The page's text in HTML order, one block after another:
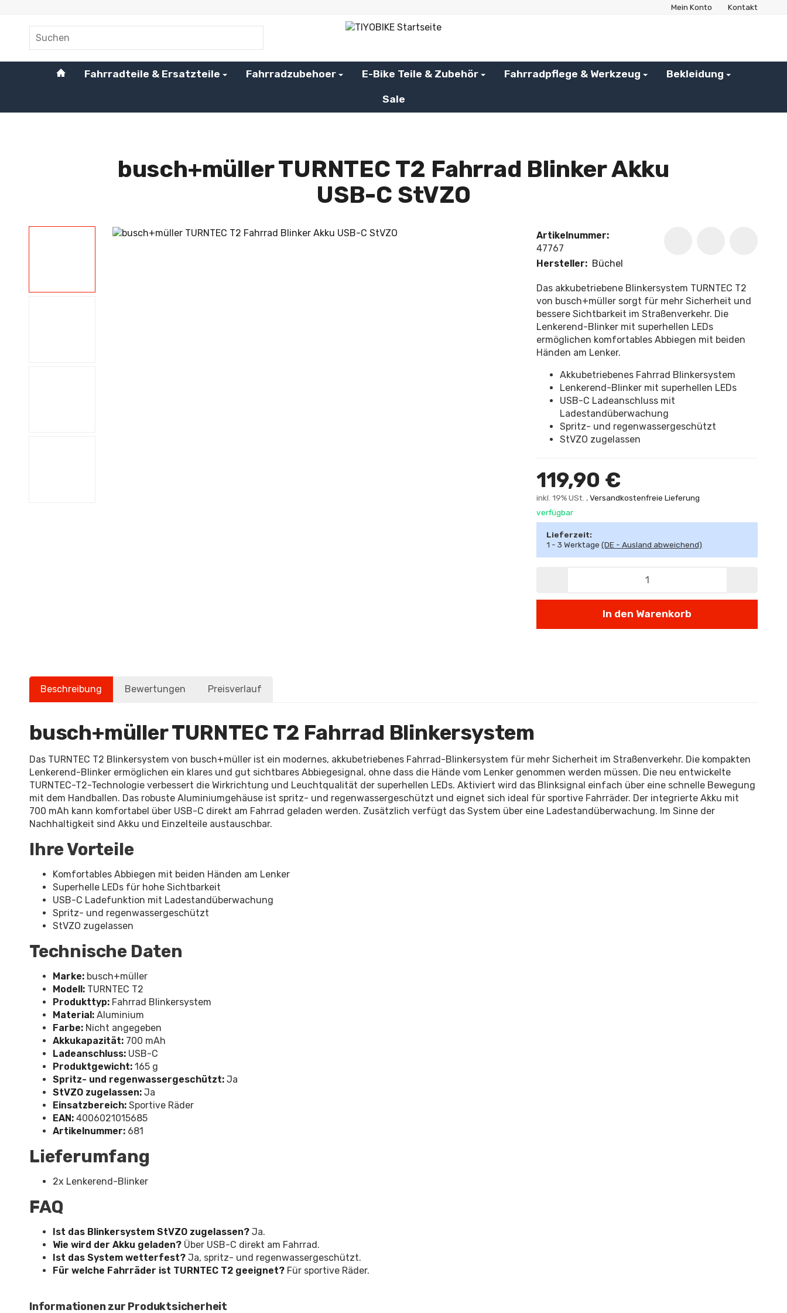
Mein Konto Kontakt
#custom.linkHome#
Fahrradteile & Ersatzteile Fahrradzubehoer E-Bike Teile & Zubehör Fahrradpflege & Werkzeug Bekleidung
Sale
busch+müller TURNTEC T2 Fahrrad Blinker Akku
USB-C StVZO
Artikelnummer:
47767
Hersteller: Büchel
Das akkubetriebene Blinkersystem TURNTEC T2
von busch+müller sorgt für mehr Sicherheit und
bessere Sichtbarkeit im Straßenverkehr. Die
Lenkerend-Blinker mit superhellen LEDs
ermöglichen komfortables Abbiegen mit beiden
Händen am Lenker.
Akkubetriebenes Fahrrad Blinkersystem
Lenkerend-Blinker mit superhellen LEDs
USB-C Ladeanschluss mit
Ladestandüberwachung
Spritz- und regenwassergeschützt
StVZO zugelassen
119,90 €
inkl. 19% USt. ,Versandkostenfreie Lieferung
verfügbar
Lieferzeit:
1 - 3 Werktage(DE - Ausland abweichend)
In den Warenkorb
Beschreibung Bewertungen Preisverlauf
busch+müller TURNTEC T2 Fahrrad Blinkersystem
Das TURNTEC T2 Blinkersystem von busch+müller ist ein modernes, akkubetriebenes Fahrrad-Blinkersystem für mehr Sicherheit im Straßenverkehr. Die kompakten
Lenkerend-Blinker ermöglichen ein klares und gut sichtbares Abbiegesignal, ohne dass die Hände vom Lenker genommen werden müssen. Die neu entwickelte
TURNTEC-T2-Technologie verbessert die Wirkrichtung und Leuchtqualität der superhellen LEDs. Aktiviert wird das Blinksignal einfach über eine schnelle Bewegung
mit dem Handballen. Das robuste Aluminiumgehäuse ist spritz- und regenwassergeschützt und eignet sich ideal für sportive Fahrräder. Der integrierte Akku mit
700 mAh kann komfortabel über USB-C direkt am Fahrrad geladen werden. Zusätzlich verfügt das System über eine Ladestandüberwachung. Im Sinne der
Nachhaltigkeit sind Akku und Einzelteile austauschbar.
Ihre Vorteile
Komfortables Abbiegen mit beiden Händen am Lenker
Superhelle LEDs für hohe Sichtbarkeit
USB-C Ladefunktion mit Ladestandüberwachung
Spritz- und regenwassergeschützt
StVZO zugelassen
Technische Daten
Marke: busch+müller
Modell: TURNTEC T2
Produkttyp: Fahrrad Blinkersystem
Material: Aluminium
Farbe: Nicht angegeben
Akkukapazität: 700 mAh
Ladeanschluss: USB-C
Produktgewicht: 165 g
Spritz- und regenwassergeschützt: Ja
StVZO zugelassen: Ja
Einsatzbereich: Sportive Räder
EAN: 4006021015685
Artikelnummer: 681
Lieferumfang
2x Lenkerend-Blinker
FAQ
Ist das Blinkersystem StVZO zugelassen? Ja.
Wie wird der Akku geladen? Über USB-C direkt am Fahrrad.
Ist das System wetterfest? Ja, spritz- und regenwassergeschützt.
Für welche Fahrräder ist TURNTEC T2 geeignet? Für sportive Räder.
Informationen zur Produktsicherheit